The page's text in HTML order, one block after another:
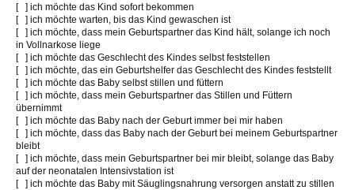
[ ] ich möchte das Kind sofort bekommen
[ ] ich möchte warten, bis das Kind gewaschen ist
[ ] ich möchte, dass mein Geburtspartner das Kind hält, solange ich noch
in Vollnarkose liege
[ ] ich möchte das Geschlecht des Kindes selbst feststellen
[ ] ich möchte, das ein Geburtshelfer das Geschlecht des Kindes feststellt
[ ] ich möchte das Baby selbst stillen und füttern
[ ] ich möchte, dass mein Geburtspartner das Stillen und Füttern
übernimmt
[ ] ich möchte das Baby nach der Geburt immer bei mir haben
[ ] ich möchte, dass das Baby nach der Geburt bei meinem Geburtspartner
bleibt
[ ] ich möchte, dass mein Geburtspartner bei mir bleibt, solange das Baby
auf der neonatalen Intensivstation ist
[ ] ich möchte das Baby mit Säuglingsnahrung versorgen anstatt zu stillen